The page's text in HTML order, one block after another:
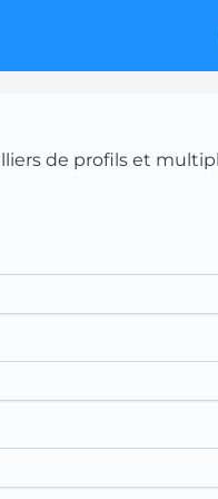
de profils et